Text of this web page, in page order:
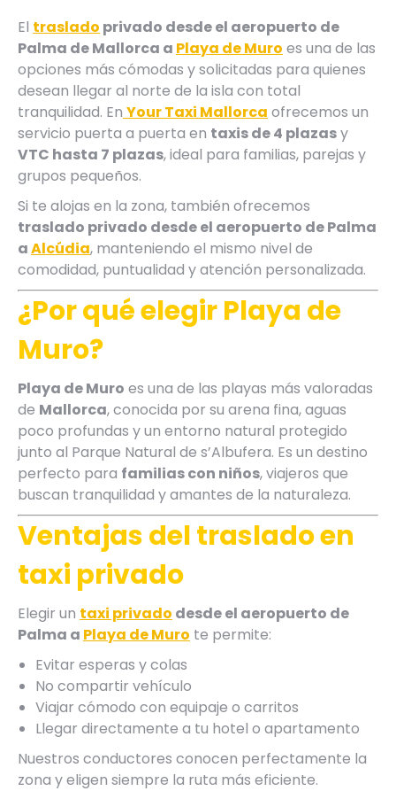
El traslado privado desde el aeropuerto de
Palma de Mallorca a Playa de Muro es una de las
opciones más cómodas y solicitadas para quienes
desean llegar al norte de la isla con total
tranquilidad. En Your Taxi Mallorca ofrecemos un
servicio puerta a puerta en taxis de 4 plazasy
VTC hasta 7 plazas, ideal para familias, parejas y
grupos pequeños.
Si te alojas en la zona, también ofrecemos
traslado privado desde el aeropuerto de Palma
aAlcúdia, manteniendo el mismo nivel de
comodidad, puntualidad y atención personalizada.
¿Por qué elegir Playa de
Muro?
Playa de Muro es una de las playas más valoradas
de Mallorca, conocida por su arena fina, aguas
poco profundas y un entorno natural protegido
junto al Parque Natural de s’Albufera. Es un destino
perfecto para familias con niños, viajeros que
buscan tranquilidad y amantes de la naturaleza.
Ventajas del traslado en
taxi privado
Elegir un taxi privado desde el aeropuerto de
Palma a Playa de Muro te permite:
Evitar esperas y colas
No compartir vehículo
Viajar cómodo con equipaje o carritos
Llegar directamente a tu hotel o apartamento
Nuestros conductores conocen perfectamente la
zona y eligen siempre la ruta más eficiente.